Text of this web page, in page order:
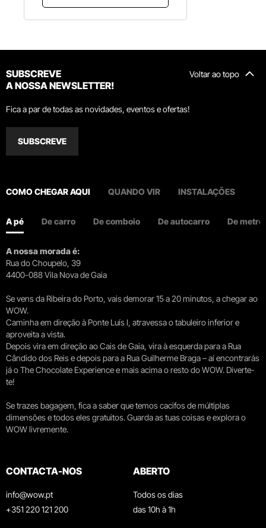
Voltar ao topo
SUBSCREVE
A NOSSA NEWSLETTER!
Fica a par de todas as novidades, eventos e ofertas!
SUBSCREVE
COMO CHEGAR AQUI QUANDO VIR INSTALAÇÕES
A pé De carro De comboio De autocarro De metro
A nossa morada é:
Rua do Choupelo, 39
4400-088 Vila Nova de Gaia
Se vens da Ribeira do Porto, vais demorar 15 a 20 minutos, a chegar ao
WOW.
Caminha em direção à Ponte Luís I, atravessa o tabuleiro inferior e
aproveita a vista.
Depois vira em direção ao Cais de Gaia, vira à esquerda para a Rua
Cândido dos Reis e depois para a Rua Guilherme Braga – aí encontrarás
já o The Chocolate Experience e mais acima o resto do WOW. Diverte-
te!
Se trazes bagagem, fica a saber que temos cacifos de múltiplas
dimensões e todos eles gratuitos. Guarda as tuas coisas e explora o
WOW livremente.
CONTACTA-NOS
info@wow.pt
+351 220 121 200
ABERTO
Todos os dias
das 10h à 1h